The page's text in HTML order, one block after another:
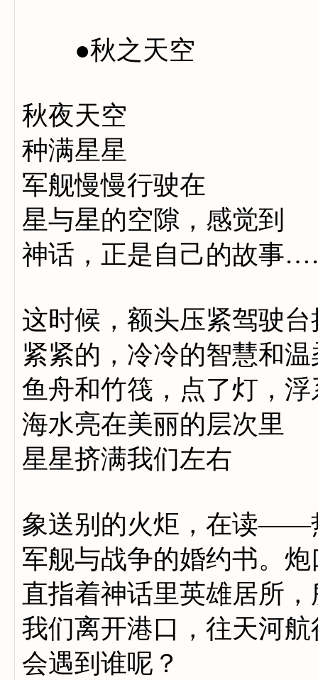
●秋之天空
秋夜天空
种满星星
军舰慢慢行驶在
星与星的空隙，感觉到
神话，正是自己的故事
这时候，额头压紧驾驶
紧紧的，冷冷的智慧和
鱼舟和竹筏，点了灯，
海水亮在美丽的层次里
星星挤满我们左右
象送别的火炬，在读
军舰与战争的婚约书。
直指着神话里英雄居所
我们离开港口，往天河航
会遇到谁呢？